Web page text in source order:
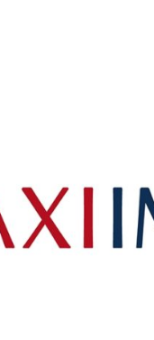
Szczecin i okolice